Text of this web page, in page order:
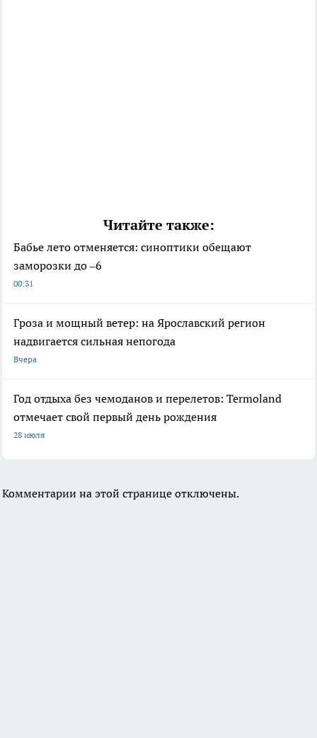
Читайте также:
Бабье лето отменяется: синоптики обещают
заморозки до –6
00:31
Гроза и мощный ветер: на Ярославский регион
надвигается сильная непогода
Вчера
Год отдыха без чемоданов и перелетов: Termoland
отмечает свой первый день рождения
28 июля
Комментарии на этой странице отключены.